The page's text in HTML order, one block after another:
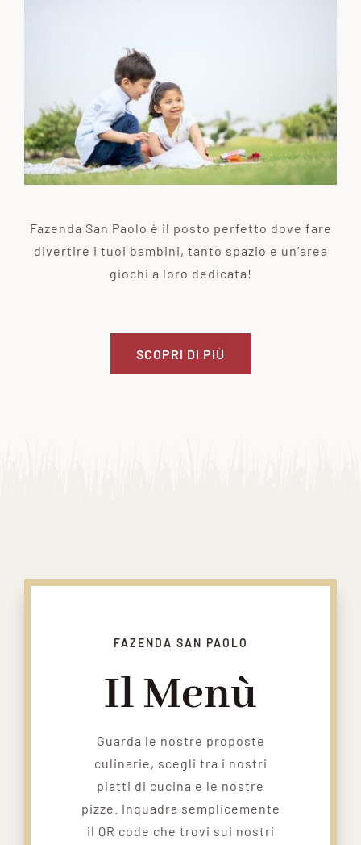
Fazenda San Paolo è il posto perfetto dove fare
divertire i tuoi bambini, tanto spazio e un’area
giochi a loro dedicata!
SCOPRI DI PIÙ
FAZENDA SAN PAOLO
Il Menù
Guarda le nostre proposte
culinarie, scegli tra i nostri
piatti di cucina e le nostre
pizze. Inquadra semplicemente
il QR code che trovi sui nostri